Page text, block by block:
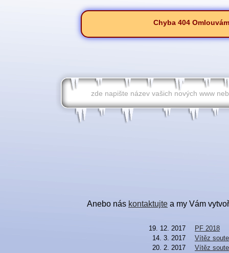
Chyba 404
Anebo nás kontaktujte a my Vám
19. 12. 2017
PF 2018
14. 3. 2017
Vítěz
20. 2. 2017
Vítěz